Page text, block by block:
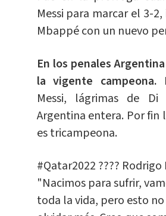
Messi para marcar el 3-
Mbappé con un nuevo
En los penales
la vigente campeona.
Messi, lágrimas de Di
Argentina entera. Por fin
es tricampeona.
#Qatar2022 ????️ Rodrigo
"Nacimos para sufrir,
toda la vida, pero esto